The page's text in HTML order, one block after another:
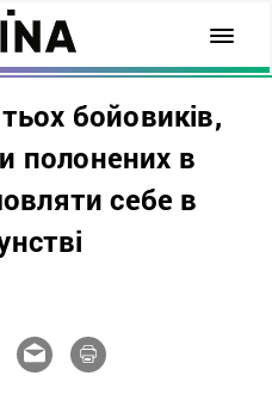
бойовиків,
полонених в
себе в